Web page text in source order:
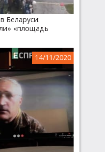
Беларуси:
«площадь
14/11/2020